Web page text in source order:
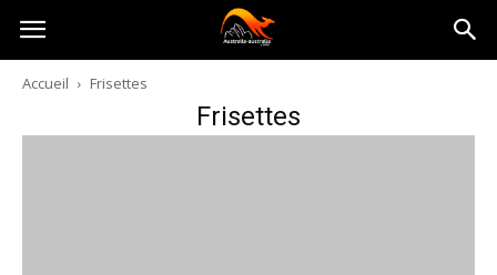
Australia-
australie.com
Accueil Frisettes
Frisettes